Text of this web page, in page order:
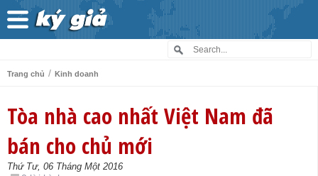
Trang chủ / Kinh doanh
Tòa nhà cao nhất Việt Nam đã
bán cho chủ mới
Thứ Tư, 06 Tháng Một 2016